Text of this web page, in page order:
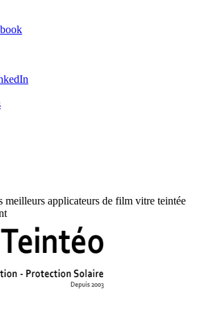
meilleurs applicateurs de film vitre teintée